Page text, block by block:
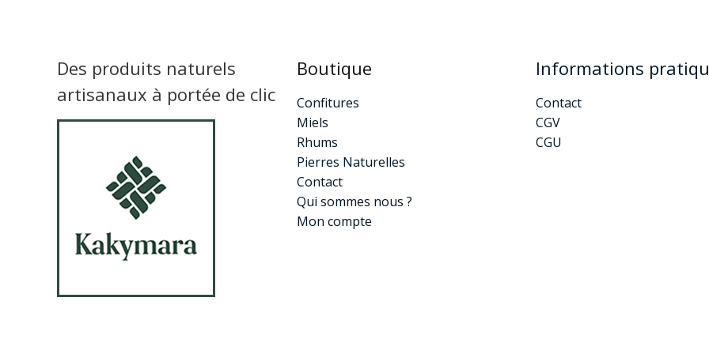
Des produits naturels
artisanaux à portée de clic
Boutique
Confitures
Miels
Rhums
Pierres Naturelles
Contact
Qui sommes nous ?
Mon compte
Informations
Contact
CGV
CGU